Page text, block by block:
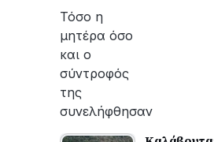
Τόσο η
μητέρα όσο
και ο
σύντροφός
της
συνελήφθησαν